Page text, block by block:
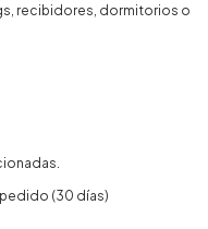
recibidores, dormitorios o
(30 días)